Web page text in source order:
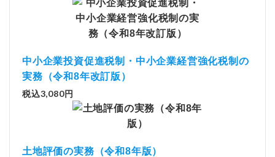
中小企業投資促進税制・中小企業経営強化税制の
実務（令和8年改訂版）
税込3,080円
土地評価の実務（令和8年版）